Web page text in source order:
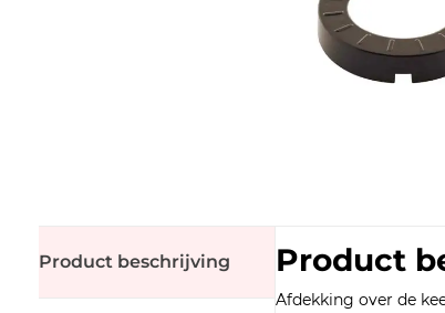
Product beschrijving Product
Afdekking over de